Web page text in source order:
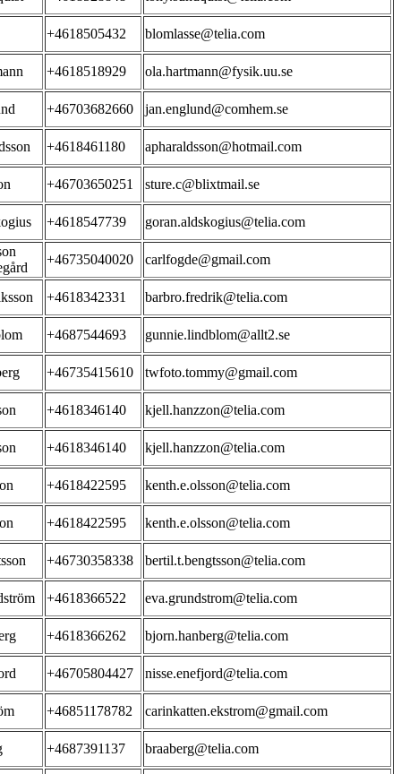
+4618505432 blomlasse@telia.com
+4618518929 ola.hartmann@fysik.uu.se
+46703682660 jan.englund@comhem.se
+4618461180 apharaldsson@hotmail.com
+46703650251 sture.c@blixtmail.se
+4618547739
goran.aldskogius@telia.com
+46735040020 carlfogde@gmail.com
+4618342331 barbro.fredrik@telia.com
+4687544693 gunnie.lindblom@allt2.se
+46735415610 twfoto.tommy@gmail.com
+4618346140 kjell.hanzzon@telia.com
+4618346140 kjell.hanzzon@telia.com
+4618422595 kenth.e.olsson@telia.com
+4618422595 kenth.e.olsson@telia.com
+46730358338 bertil.t.bengtsson@telia.com
+4618366522 eva.grundstrom@telia.com
+4618366262 bjorn.hanberg@telia.com
+46705804427 nisse.enefjord@telia.com
+46851178782 carinkatten.ekstrom@gmail.com
+4687391137 braaberg@telia.com